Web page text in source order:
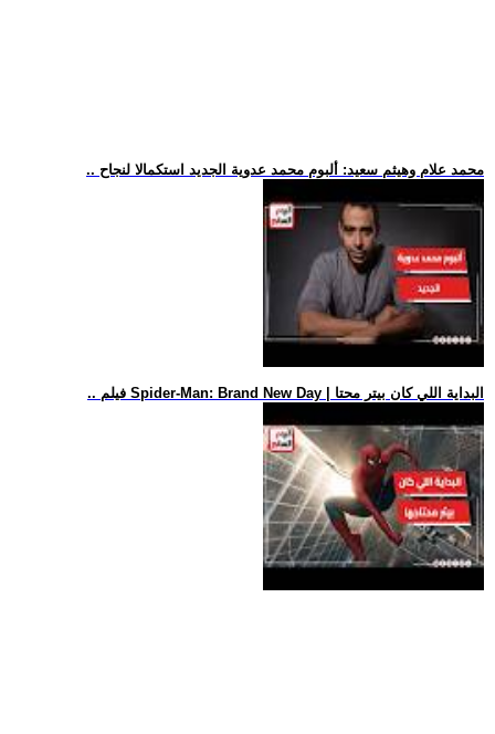
.. محمد علام وهيثم سعيد: ألبوم محمد عدوية الجديد استكمالا لنجاح
.. فيلم Spider-Man: Brand New Day | البداية اللي كان بيتر محتا